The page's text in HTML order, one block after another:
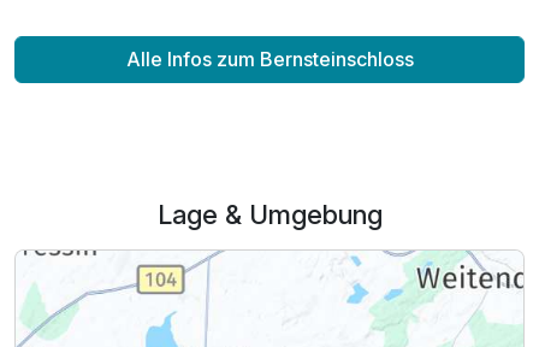
Alle Infos zum Bernsteinschloss
Lage & Umgebung